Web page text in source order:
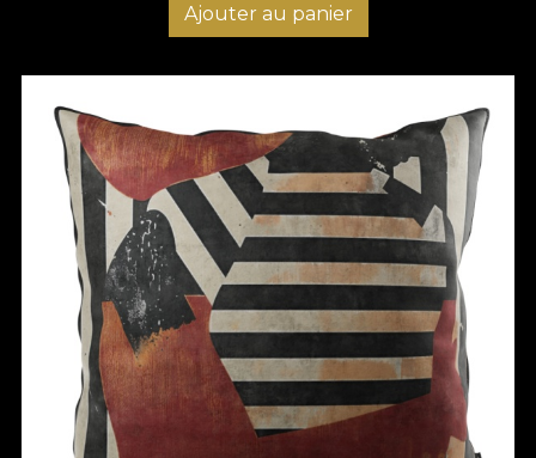
Ajouter au panier